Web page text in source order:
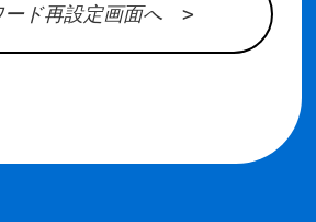
ード再設定画面へ >